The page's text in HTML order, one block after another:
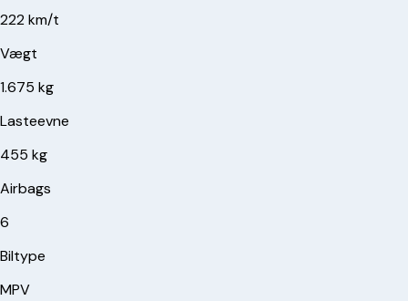
222 km/t
Vægt
1.675 kg
Lasteevne
455 kg
Airbags
6
Biltype
MPV